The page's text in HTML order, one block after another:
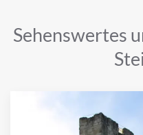
Sehenswertes